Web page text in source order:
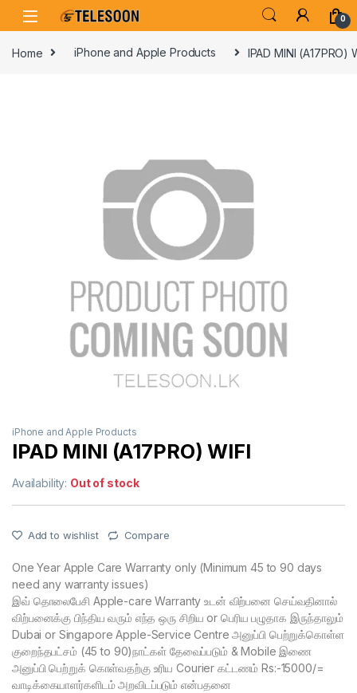
Skip to navigation
Skip to content
0
Home iPhone and Apple Products IPAD MINI (A17PRO)
iPhone and Apple Products
IPAD MINI (A17PRO) WIFI
Availability: Out of stock
Add to wishlist Compare
One Year Apple Care Warranty only (Minimum 45 to 90 days
need any warranty issues)
இவ் தொலைபேசி Apple-care Warranty உடன் விற்பனை செய்வதினால்
விற்பனைக்கு பிந்திய வரும் எந்த ஒரு சிறிய or பெரிய பழுதாக இருந்தாலும்
Dubai or Singapore Apple-Service Centre அனுப்பி பெற்றுக்கொள்ள
குறைந்தபட்சம் (45 to 90)நாட்கள் தேவைப்படும் & Mobile இணை
அனுப்பி பெற்றுக் கொள்வதற்கு உரிய Courier கட்டணம் Rs:-15000/=
வாடிக்கையாளர்களிடம் அறவிடப்படும் என்பதனை